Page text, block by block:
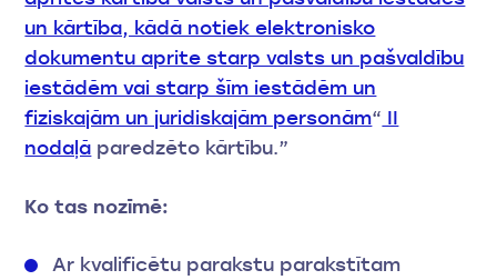
un kārtība, kādā notiek elektronisko
dokumentu aprite starp valsts un pašvaldību
iestādēm vai starp šīm iestādēm un
fiziskajām un juridiskajām personām“ II
nodaļā paredzēto kārtību.”
Ko tas nozīmē:
Ar kvalificētu parakstu parakstītam